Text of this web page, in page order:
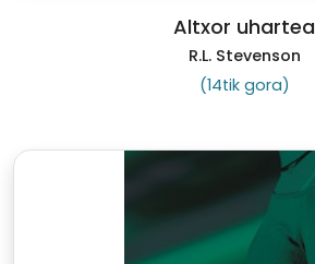
Altxor uhartea
R.L. Stevenson
(14tik gora)